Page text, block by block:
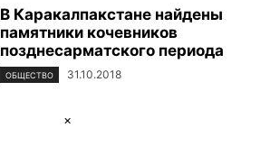
В Каракалпакстане найдены
памятники кочевников
позднесарматского периода
ОБЩЕСТВО 31.10.2018
×